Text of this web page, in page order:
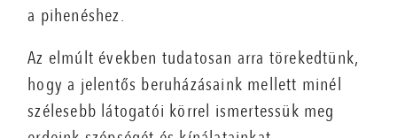
a pihenéshez.
Az elmúlt években tudatosan arra törekedtünk,
hogy a jelentős beruházásaink mellett minél
szélesebb látogatói körrel ismertessük meg